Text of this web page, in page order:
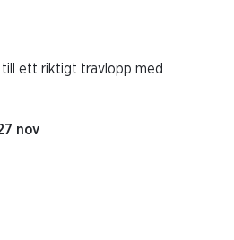
till ett riktigt travlopp med
nov